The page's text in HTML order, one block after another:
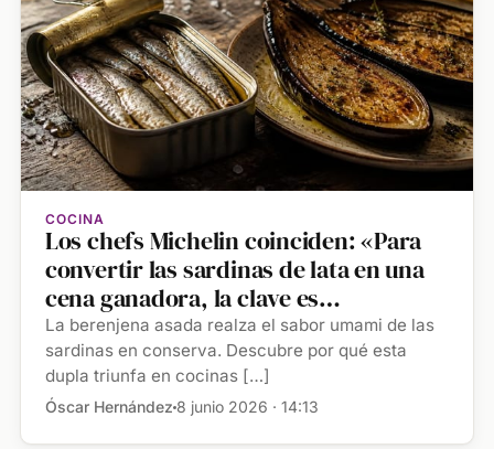
COCINA
Los chefs Michelin coinciden: «Para
convertir las sardinas de lata en una
cena ganadora, la clave es
combinarlas con berenjena asada
La berenjena asada realza el sabor umami de las
sardinas en conserva. Descubre por qué esta
dupla triunfa en cocinas […]
Óscar Hernández 8 junio 2026 · 14:13